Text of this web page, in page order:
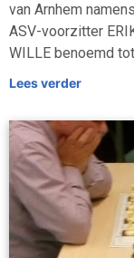
van Arnhem
ASV-voorzitter
WILLE benoemd
Lees verder